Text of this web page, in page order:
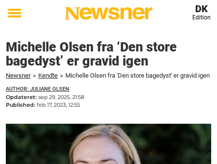
Toggle
DK
Edition
Michelle Olsen fra ‘Den store
bagedyst’ er gravid igen
Newsner » Kendte » Michelle Olsen fra 'Den store bagedyst' er gravid igen
AUTHOR: JULIANE OLSEN
Opdateret: sep 29, 2025, 21:58
Published: feb 17, 2023, 12:55